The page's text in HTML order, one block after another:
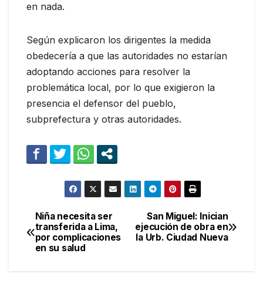
en nada.
Según explicaron los dirigentes la medida
obedecería a que las autoridades no estarían
adoptando acciones para resolver la
problemática local, por lo que exigieron la
presencia el defensor del pueblo,
subprefectura y otras autoridades.
Navegación
de
San Miguel: Inician
ejecución de obra en
la Urb. Ciudad Nueva
Niña necesita ser
transferida a Lima,
por complicaciones
en su salud